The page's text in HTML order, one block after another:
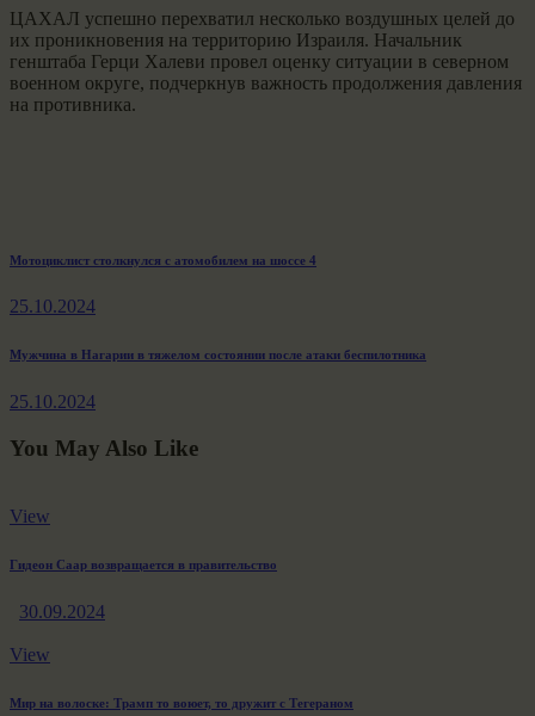
ЦАХАЛ успешно перехватил несколько воздушных целей до
их проникновения на территорию Израиля. Начальник
генштаба Герци Халеви провел оценку ситуации в северном
военном округе, подчеркнув важность продолжения давления
на противника.
Навигация
по
Previous
Мотоциклист столкнулся с атомобилем на шоссе 4
25.10.2024
Next
Мужчина в Нагарии в тяжелом состоянии после атаки беспилотника
25.10.2024
You May Also Like
View
Гидеон Саар возвращается в правительство
30.09.2024
View
Мир на волоске: Трамп то воюет, то дружит с Тегераном